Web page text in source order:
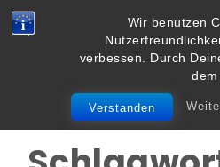
Wir benutzen
verbessen. Durch
dem
Verstanden
Skip to content
Vielbegabt.de